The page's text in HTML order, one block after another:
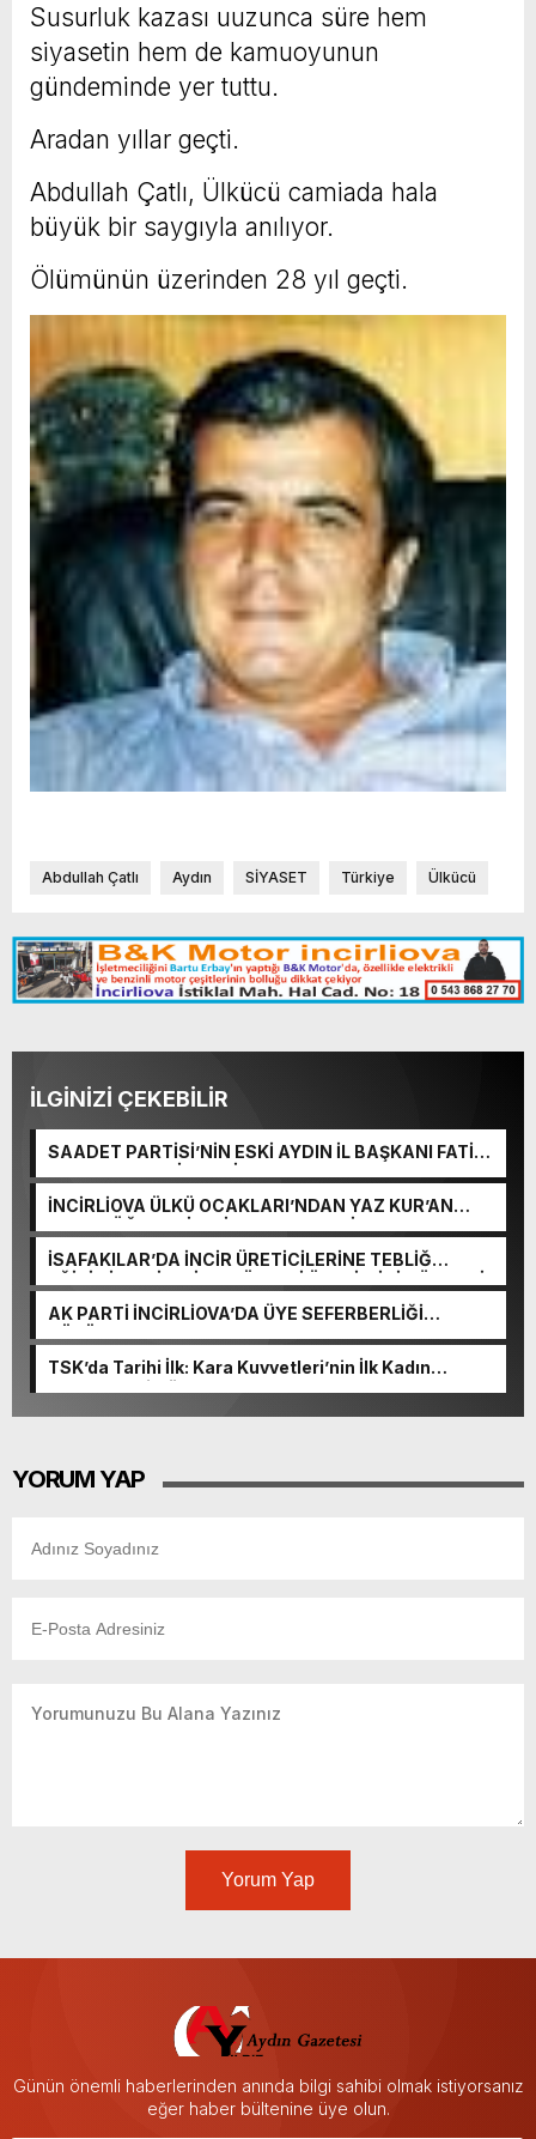
Susurluk kazası uuzunca süre hem
siyasetin hem de kamuoyunun
gündeminde yer tuttu.
Aradan yıllar geçti.
Abdullah Çatlı, Ülkücü camiada hala
büyük bir saygıyla anılıyor.
Ölümünün üzerinden 28 yıl geçti.
Abdullah Çatlı Aydın SİYASET Türkiye Ülkücü
İLGİNİZİ ÇEKEBİLİR
SAADET PARTİSİ’NİN ESKİ AYDIN İL BAŞKANI FATİH
KARAHAN YENİ PARTİ’YE KATILDI
İNCİRLİOVA ÜLKÜ OCAKLARI’NDAN YAZ KUR’AN
KURSU ÖĞRENCİLERİNE ANLAMLI ZİYARET
İSAFAKILAR’DA İNCİR ÜRETİCİLERİNE TEBLİĞ
EĞİTİMİ: KALİTELİ VE GÜVENLİ ÜRETİM İÇİN ÖNEMLİ
UYARILAR
AK PARTİ İNCİRLİOVA’DA ÜYE SEFERBERLİĞİ
TSK’da Tarihi İlk: Kara Kuvvetleri’nin İlk Kadın
Tuğgenerali Görev Başında!
YORUM YAP
Yorum Yap
Günün önemli haberlerinden anında bilgi sahibi olmak istiyorsanız
eğer haber bültenine üye olun.